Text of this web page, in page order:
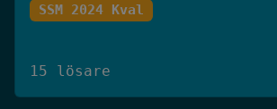
SSM 2024 Kval
15 lösare